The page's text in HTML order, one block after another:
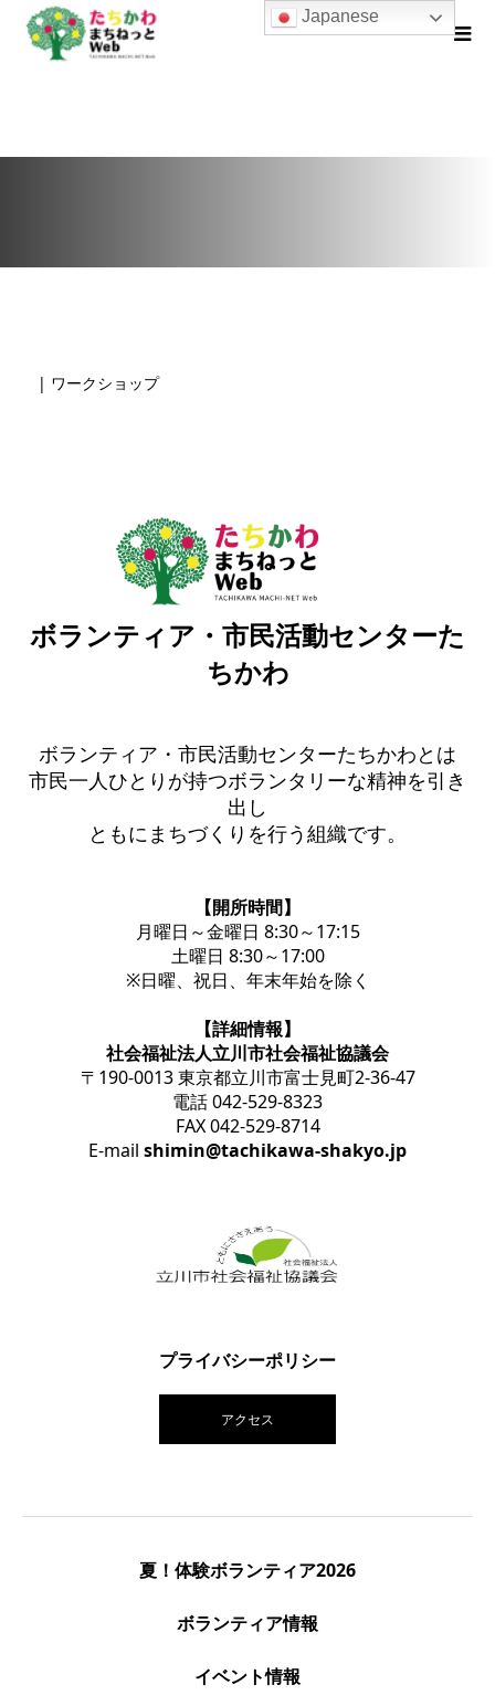
| ワークショップ
ボランティア・市民活動センターた
ちかわ
ボランティア・市民活動センターたちかわとは
市民一人ひとりが持つボランタリーな精神を引き
出し
ともにまちづくりを行う組織です。
【開所時間】
月曜日～金曜日 8:30～17:15
土曜日 8:30～17:00
※日曜、祝日、年末年始を除く
【詳細情報】
社会福祉法人立川市社会福祉協議会
〒190-0013 東京都立川市富士見町2-36-47
電話 042-529-8323
FAX 042-529-8714
E-mail shimin@tachikawa-shakyo.jp
プライバシーポリシー
アクセス
夏！体験ボランティア2026
ボランティア情報
イベント情報
Japanese